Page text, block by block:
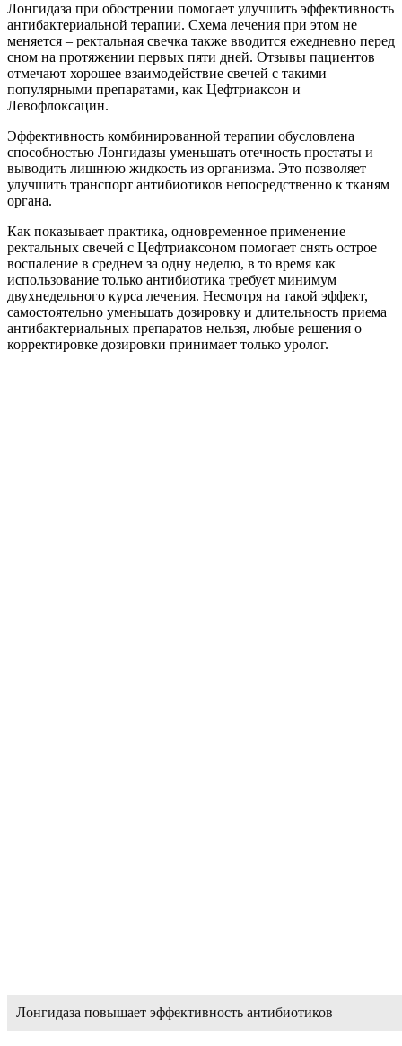
Лонгидаза при обострении помогает улучшить эффективность
антибактериальной терапии. Схема лечения при этом не
меняется – ректальная свечка также вводится ежедневно перед
сном на протяжении первых пяти дней. Отзывы пациентов
отмечают хорошее взаимодействие свечей с такими
популярными препаратами, как Цефтриаксон и
Левофлоксацин.
Эффективность комбинированной терапии обусловлена
способностью Лонгидазы уменьшать отечность простаты и
выводить лишнюю жидкость из организма. Это позволяет
улучшить транспорт антибиотиков непосредственно к тканям
органа.
Как показывает практика, одновременное применение
ректальных свечей с Цефтриаксоном помогает снять острое
воспаление в среднем за одну неделю, в то время как
использование только антибиотика требует минимум
двухнедельного курса лечения. Несмотря на такой эффект,
самостоятельно уменьшать дозировку и длительность приема
антибактериальных препаратов нельзя, любые решения о
корректировке дозировки принимает только уролог.
Лонгидаза повышает эффективность антибиотиков